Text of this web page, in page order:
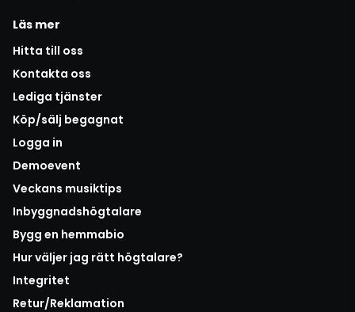
Läs mer
Hitta till oss
Kontakta oss
Lediga tjänster
Köp/sälj begagnat
Logga in
Demoevent
Veckans musiktips
Inbyggnadshögtalare
Bygg en hemmabio
Hur väljer jag rätt högtalare?
Integritet
Retur/Reklamation